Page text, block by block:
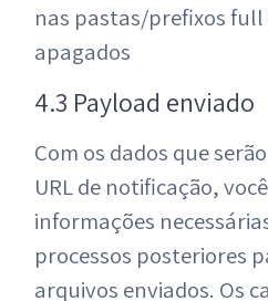
nas pastas/prefixos full
apagados
4.3 Payload enviado
Com os dados que
URL de notificação,
informações
processos posteriores
arquivos enviados. Os